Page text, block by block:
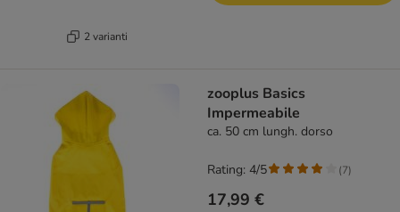
2 varianti
zooplus Basics
Impermeabile
ca. 50 cm lungh. dorso
17,99 €
Rating: 4/5 (7)